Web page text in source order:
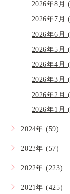
2026年8月
2026年7月
2026年6月
2026年5月
2026年4月
2026年3月
2026年2月
2026年1月
2024年 (59)
2023年 (57)
2022年 (223)
2021年 (425)